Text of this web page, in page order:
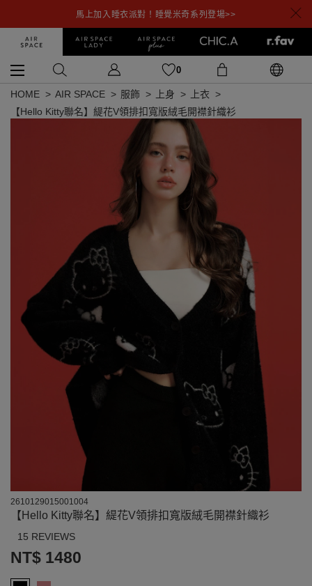
馬上加入睡衣派對！睡覺米奇系列登場>>
0
HOME AIR SPACE 服飾 上身
上衣
【Hello Kitty聯名】緹花V領排扣寬版絨毛開襟針織衫
2610129015001004
【Hello Kitty聯名】緹花V領排扣寬版絨毛開襟針織衫
15 REVIEWS
NT$ 1480